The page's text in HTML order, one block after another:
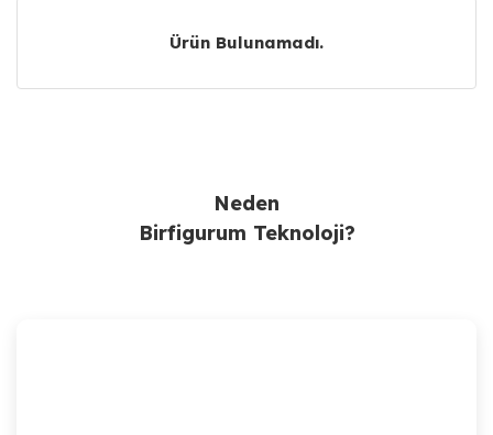
Ürün Bulunamadı.
Neden
Birfigurum Teknoloji?